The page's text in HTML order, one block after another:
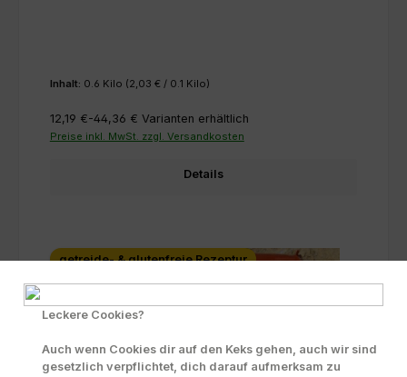
Inhalt: 0.6 Kilo (2,03 € / 0.1 Kilo)
12,19 €-44,36 € Varianten erhältlich
Preise inkl. MwSt. zzgl. Versandkosten
Details
getreide- & glutenfreie Rezeptur
Leckere Cookies?
Auch wenn Cookies dir auf den Keks gehen, auch wir sind
gesetzlich verpflichtet, dich darauf aufmerksam zu